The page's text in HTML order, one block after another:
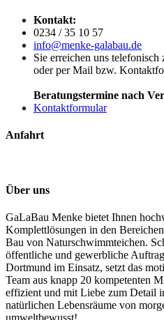
Kontakt:
0234 / 35 10 57
info@menke-galabau.de
Sie erreichen uns
oder per Mail bzw.
Beratungstermine nach
Kontaktformular
Anfahrt
Über uns
GaLaBau Menke bietet Ihnen
Komplettlösungen in den
Bau von Naturschwimmteichen.
öffentliche und gewerbliche
Dortmund im Einsatz, setzt das
Team aus knapp 20 kompetenten
effizient und mit Liebe zum Detail
natürlichen Lebensräume von